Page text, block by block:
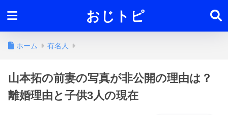
おじトピ
ホーム 有名人
山本拓の前妻の写真が非公開の理由は？
離婚理由と子供3人の現在